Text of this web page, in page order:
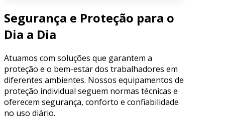
Segurança e Proteção para o
Dia a Dia
Atuamos com soluções que garantem a
proteção e o bem-estar dos trabalhadores em
diferentes ambientes. Nossos equipamentos de
proteção individual seguem normas técnicas e
oferecem segurança, conforto e confiabilidade
no uso diário.